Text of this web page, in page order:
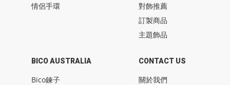
情侶手環
BICO AUSTRALIA
Bico鍊子
對飾推薦
訂製商品
主題飾品
CONTACT US
關於我們